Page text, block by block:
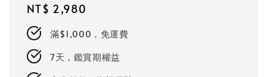
Regular
price
NT$ 2,980
滿$1,000，免運費
7天，鑑賞期權益